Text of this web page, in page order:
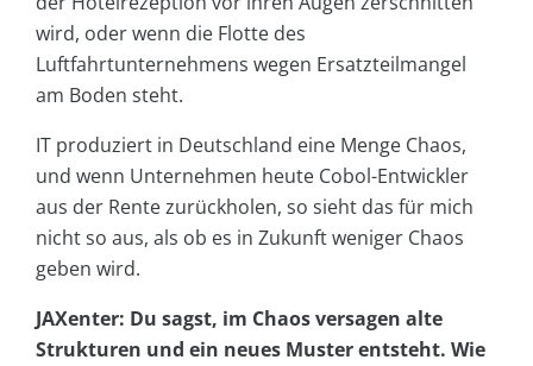
wird, oder wenn die Flotte des
Luftfahrtunternehmens wegen Ersatzteilmangel
am Boden steht.
IT produziert in Deutschland eine Menge Chaos,
und wenn Unternehmen heute Cobol-Entwickler
aus der Rente zurückholen, so sieht das für mich
nicht so aus, als ob es in Zukunft weniger Chaos
geben wird.
JAXenter: Du sagst, im Chaos versagen alte
Strukturen und ein neues Muster entsteht. Wie